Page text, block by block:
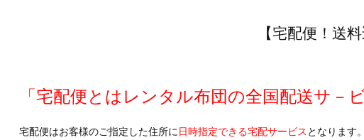
【宅配便！送
「宅配便とはレンタル布団の全国配送サ－
宅配便はお客様のご指定した住所に日時指定できる宅配サービス となります。